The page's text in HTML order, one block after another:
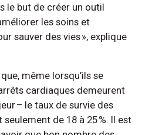
le but de créer un outil
les soins et
sauver des vies », explique
même lorsqu’ils se
cardiaques demeurent
– le taux de survie des
de 18 à 25 %. Il est